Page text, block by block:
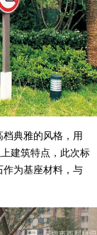
典雅的风格，用
建筑特点，此次标
作为基座材料，与